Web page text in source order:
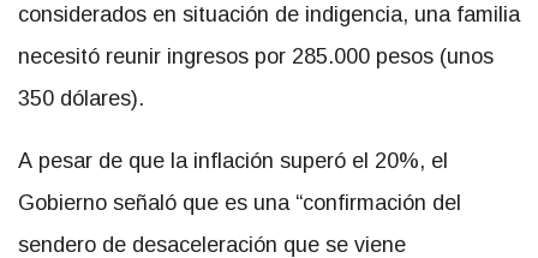
considerados en situación de indigencia, una familia
necesitó reunir ingresos por 285.000 pesos (unos
350 dólares).
A pesar de que la inflación superó el 20%, el
Gobierno señaló que es una “confirmación del
sendero de desaceleración que se viene